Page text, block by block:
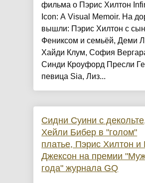
фильма о Пэрис Хилтон
Icon: A Visual Memoir. На
вышли: Пэрис Хилтон с
Фениксом и семьёй, Деми
Хайди Клум, София
Синди Кроуфорд Пресли
певица Sia, Лиз...
Сидни Суини с
Хейли Бибер в "голом"
платье, Пэрис Хилтон и
Джексон на премии
года" журнала GQ